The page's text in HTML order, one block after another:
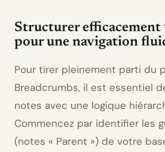
Structurer efficacement
pour une navigation
Pour tirer pleinement parti du
Breadcrumbs, il est essentiel
notes avec une logique
Commencez par identifier les
(notes « Parent ») de votre